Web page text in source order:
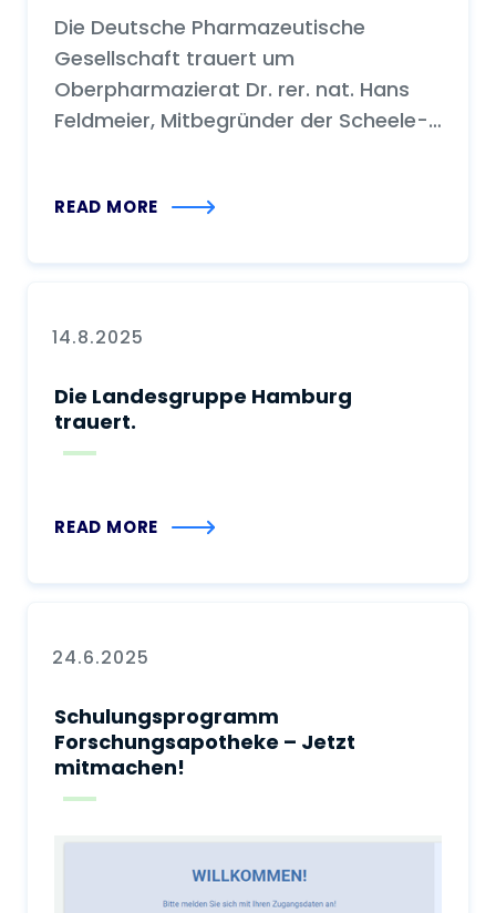
Die Deutsche Pharmazeutische
Gesellschaft trauert um
Oberpharmazierat Dr. rer. nat. Hans
Feldmeier, Mitbegründer der Scheele-
READ MORE
14.8.2025
Die Landesgruppe Hamburg
trauert.
READ MORE
24.6.2025
Schulungsprogramm
Forschungsapotheke – Jetzt
mitmachen!